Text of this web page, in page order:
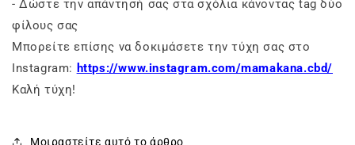
- Δώστε την απάντησή σας στα σχόλια κάνοντας tag δύο
φίλους σας
Μπορείτε επίσης να δοκιμάσετε την τύχη σας στο
Instagram: https://www.instagram.com/mamakana.cbd/
Καλή τύχη!
Μοιραστείτε αυτό το άρθρο